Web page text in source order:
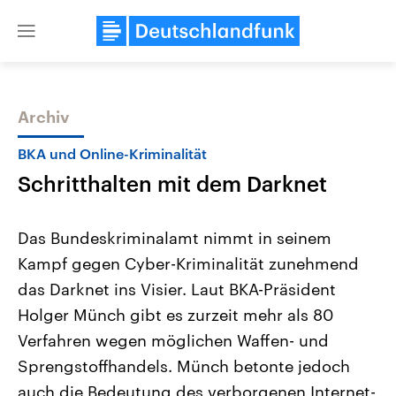
Close
Themen
Landtagswahl Sachsen-Anhalt
2026
Alle Informationen
Sachsen-Anhalt wählt am 6.
September 2026 einen neuen
Landtag. Seit 2021 wird das
Bundesland von einer Koalition aus
Aktuelle Beiträge,
Hintergründe
Wirtschaftlich und
gehören die Vereinigten
den mächtigsten Ländern
mit großem Einfluss auf
Archiv
BKA und Online-Kriminalität
Schritthalten mit dem Darknet
Das Bundeskriminalamt nimmt in seinem
Kampf gegen Cyber-Kriminalität zunehmend
das Darknet ins Visier. Laut BKA-Präsident
Holger Münch gibt es zurzeit mehr als 80
Verfahren wegen möglichen Waffen- und
Sprengstoffhandels. Münch betonte jedoch
auch die Bedeutung des verborgenen Internet-